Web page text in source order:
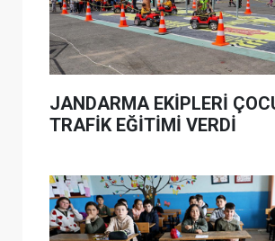
JANDARMA EKİPLERİ
TRAFİK EĞİTİMİ VERDİ